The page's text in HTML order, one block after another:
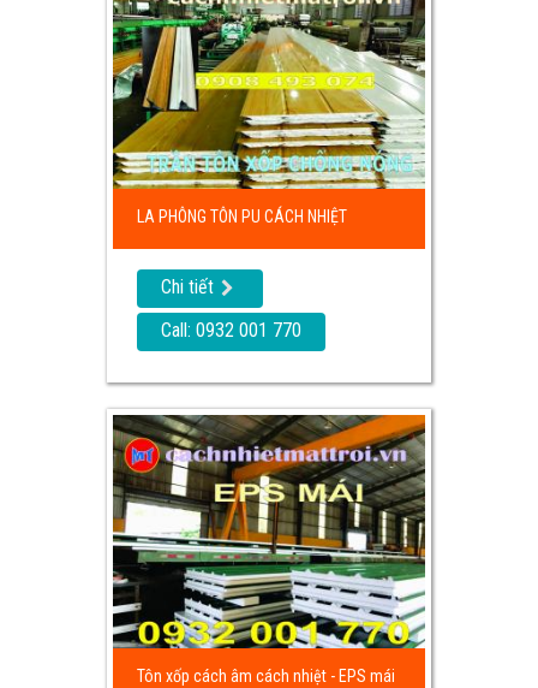
LA PHÔNG TÔN PU CÁCH NHIỆT
Chi tiết
Call: 0932 001 770
Tôn xốp cách âm cách nhiệt - EPS mái